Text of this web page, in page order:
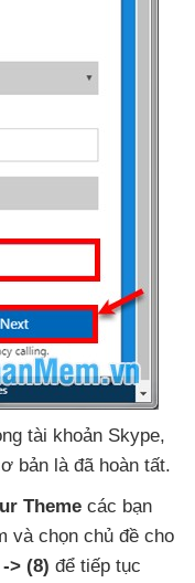
tài khoản Skype,
bản là đã hoàn tất.
Theme các bạn
và chọn chủ đề cho
> (8) để tiếp tục